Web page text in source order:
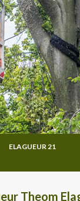
ELAGUEUR 21
Theom